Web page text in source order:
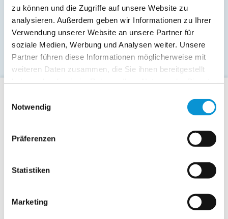
zu können und die Zugriffe auf unsere Website zu
analysieren. Außerdem geben wir Informationen zu Ihrer
Verwendung unserer Website an unsere Partner für
soziale Medien, Werbung und Analysen weiter. Unsere
Partner führen diese Informationen möglicherweise mit
weiteren Daten zusammen, die Sie ihnen bereitgestellt
Notwendig
Präferenzen
Statistiken
Marketing
23730 Brodau
Für Gäste
Last-Minute-Angebote
Campingplätze
Reiseversicherung